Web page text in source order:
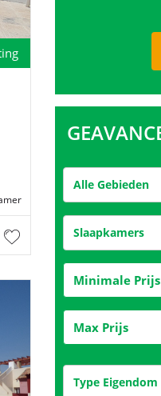
Alle Gebieden
Slaapkamers
Type Eigendom